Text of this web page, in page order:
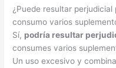
¿Puede resultar
consumo varios
Sí, podría resultar
consumes varios
Un uso excesivo y